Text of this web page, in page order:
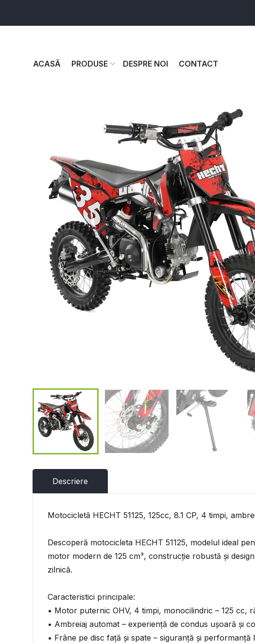
ACASĂ PRODUSE DESPRE NOI CONTACT
Descriere
Motocicletă HECHT 51125, 125cc, 8.1 CP, 4 timpi,
Descoperă motocicleta HECHT 51125, modelul ideal
motor modern de 125 cm³, construcție robustă și
zilnică.
Caracteristici principale:
• Motor puternic OHV, 4 timpi, monocilindric – 125 cc,
• Ambreiaj automat – experiență de condus ușoară și
• Frâne pe disc față și spate – siguranță și